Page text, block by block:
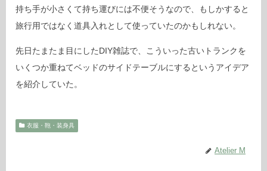
持ち手が小さくて持ち運びには不便そうなので、もしかすると
旅行用ではなく道具入れとして使っていたのかもしれない。
先日たまたま目にしたDIY雑誌で、こういった古いトランクを
いくつか重ねてベッドのサイドテーブルにするというアイデア
を紹介していた。
衣服・鞄・装身具
Atelier M